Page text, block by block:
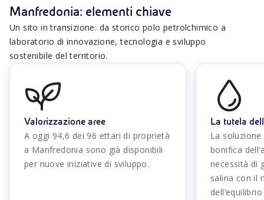
Manfredonia: elementi chiave
Un sito in transizione: da storico polo petrolchimico a
laboratorio di innovazione, tecnologia e sviluppo
sostenibile del territorio.
Valorizzazione aree
A oggi 94,6 dei 96 ettari di proprietà
a Manfredonia sono già disponibili
per nuove iniziative di sviluppo.
La tutela
La
bonifica
necessità di
salina con il